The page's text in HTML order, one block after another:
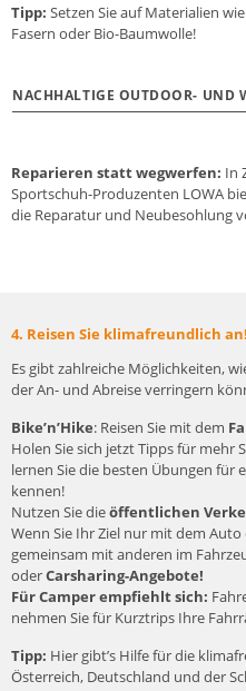
Tipp: Setzen Sie auf Materialien
Fasern oder Bio-Baumwolle!
NACHHALTIGE OUTDOOR- UND
Reparieren statt wegwerfen: In
Sportschuh-Produzenten LOWA
die Reparatur und Neubesohlung
4. Reisen Sie klimafreundlich an!
Es gibt zahlreiche Möglichkeiten,
der An- und Abreise verringern
Bike’n’Hike: Reisen Sie mit dem
Holen Sie sich jetztTipps für mehr
lernen Siedie besten Übungen für
kennen!
Nutzen Sie dieöffentlichen
Wenn Sie Ihr Ziel nur mit dem
gemeinsam mit anderen im
oderCarsharing-Angebote!
Für Camper empfiehlt sich:
nehmen Sie für Kurztrips Ihre
Tipp: Hier gibt’s Hilfe für die
Österreich, Deutschland und der